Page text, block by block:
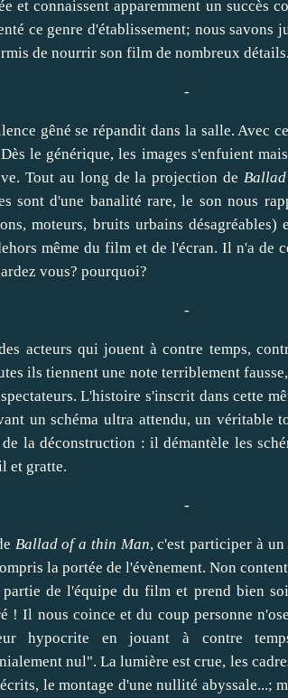
et connaissent apparemment un succès
ce genre d'établissement; nous savons
de nourrir son film de nombreux
-
gêné se répandit dans la salle. Avec
le générique, les images s'enfuient
Tout au long de la projection de
sont d'une banalité rare, le son nous
moteurs, bruits urbains
même du film et de l'écran. Il n'a de
vous? pourquoi?
-
acteurs qui jouent à contre temps,
ils tiennent une note terriblement
L'histoire s'inscrit dans cette
un schéma ultra attendu, un véritable
la déconstruction : il démantèle les
et gratte.
-
Ballad of a thin Man, c'est participer à
la portée de l'évènement. Non
partie de l'équipe du film et prend bien
! Il nous coince et du coup personne
hypocrite en jouant à contre
nul". La lumière est crue, les
le montage d'une nullité abyssale...;